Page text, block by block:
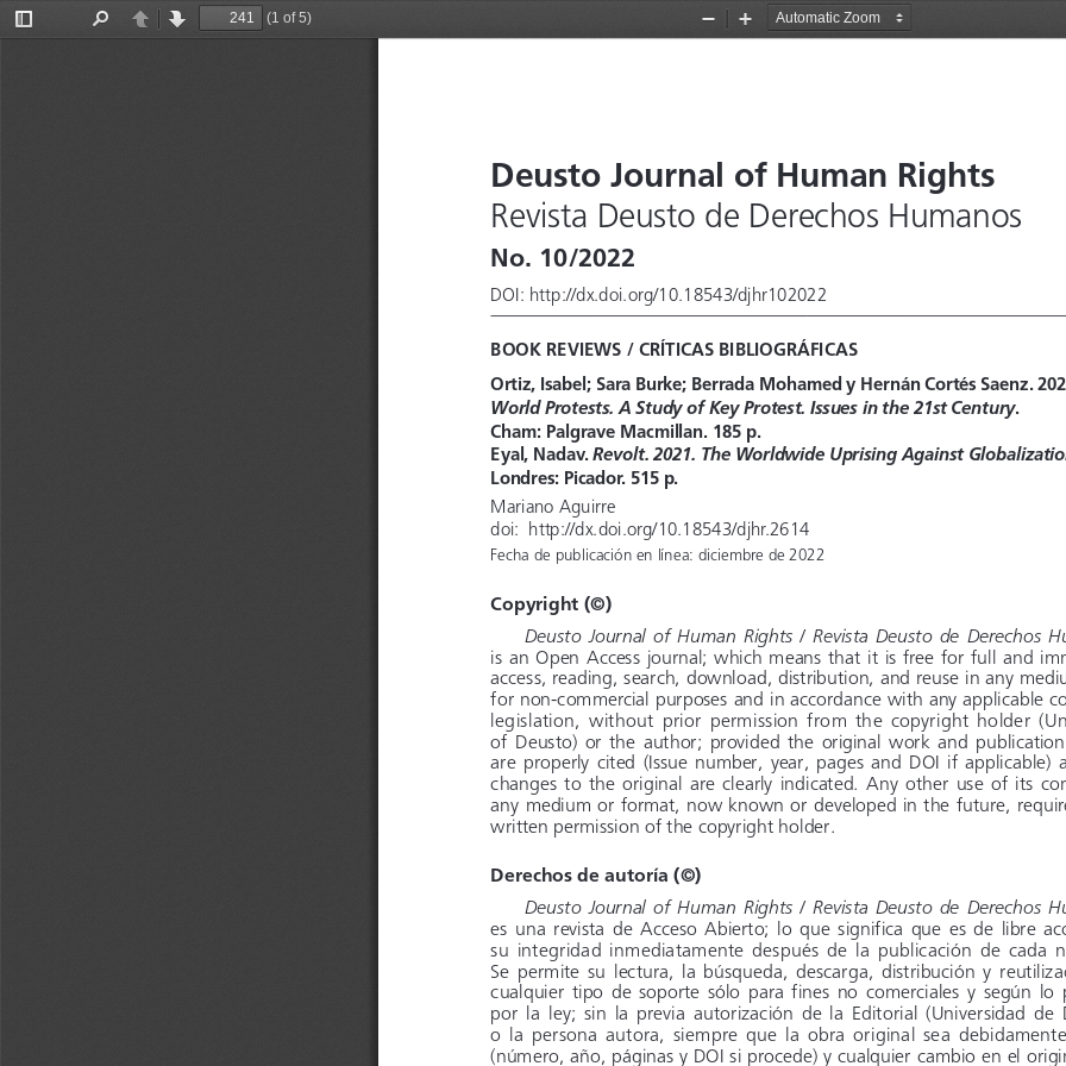
Toggle
PreviousNext
(1 of 5)
Zoom
Zoom
Deusto Journal of Human Rights
Revista Deusto de Derechos Humanos
No. 10/2022
DOI: http://dx.doi.org/10.18543/djhr102022
BOOK REVIEWS / CRÍTICAS BIBLIOGRÁFICAS
Ortiz, Isabel; Sara Burke; Berrada Mohamed y Hernán Cortés Saenz.
World Protests. A Study of Key Protest. Issues in the 21st Century.
Cham: Palgrave Macmillan. 185 p.
Eyal, Nadav. Revolt. 2021. The Worldwide Uprising Against
Londres: Picador. 515 p.
Mariano Aguirre
doi:  http://dx.doi.org/10.18543/djhr.2614
Fecha de publicación en línea: diciembre de 2022
Copyright (©)
Deusto  Journal  of  Human  Rights  /  Revista  Deusto  de  Derechos
is  an   Open
Access journal; which means that it  is  free for    full
access, reading, search, download, distribution, and    reuse in   any
for    non-commercial purposes and    in   accordance
with any
legislation,
without prior permission from the    copyright holder
of   Deusto) or   the    author;
provided the    original
work and publication
are    properly
cited (Issue number, year, pages and DOI if  applicable)
changes to   the    original are    clearly indicated. Any other use    of
any    medium or   format, now known or   developed in   the    future,
written permission of the copyright holder.
Derechos de autoría (©)
Deusto  Journal  of  Human  Rights  /  Revista  Deusto  de  Derechos
es   una revista de   Acceso Abierto; lo   que significa que es   de
su   integridad inmediatamente después de   la   publicación
de
Se   permite su   lectura, la   búsqueda, descarga, distribución y
cualquier tipo  de   soporte sólo   para    fines no    comerciales y según lo
por    la   ley;    sin    la   previa
autorización de   la   Editorial (Universidad de
o  la   persona
  autora,
  siempre
  que    la   obra
  original
sea
(número, año, páginas y  DOI    si  procede) y  cualquier cambio en   el